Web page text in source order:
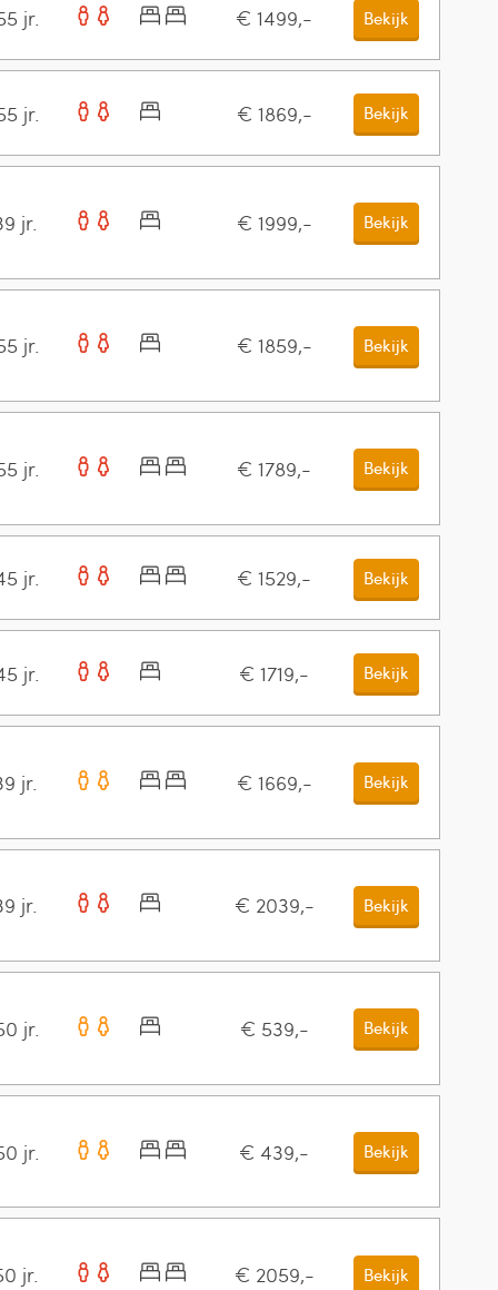
€ 1499,-
jr. Bekijk
€ 1869,-
jr. Bekijk
€ 1999,-
jr. Bekijk
€ 1859,-
jr. Bekijk
€ 1789,-
jr. Bekijk
€ 1529,-
jr. Bekijk
€ 1719,-
jr. Bekijk
€ 1669,-
jr. Bekijk
€ 2039,-
jr. Bekijk
€ 539,-
jr. Bekijk
€ 439,-
jr. Bekijk
€ 2059,-
jr. Bekijk